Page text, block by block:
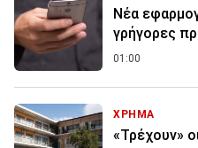
Νέα
γρήγορες
01:00
ΧΡΗΜΑ
«Τρέχουν»